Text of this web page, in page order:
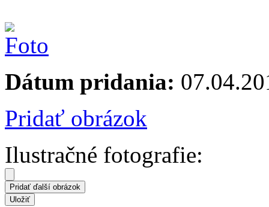
Dátum pridania:
Pridať obrázok
Ilustračné fotografie: